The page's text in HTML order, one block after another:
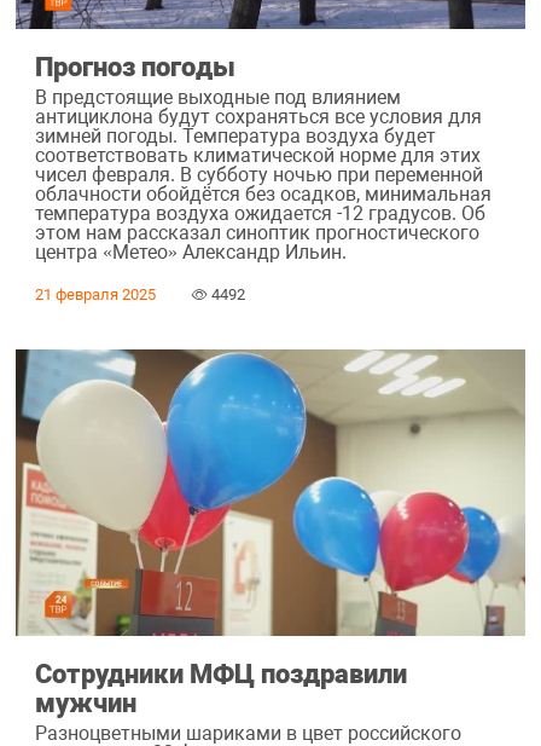
Прогноз погоды
В предстоящие выходные под влиянием
антициклона будут сохраняться все условия для
зимней погоды. Температура воздуха будет
соответствовать климатической норме для этих
чисел февраля. В субботу ночью при переменной
облачности обойдётся без осадков, минимальная
температура воздуха ожидается -12 градусов. Об
этом нам рассказал синоптик прогностического
центра «Метео» Александр Ильин.
21 февраля 2025 4492
Сотрудники МФЦ поздравили
мужчин
Разноцветными шариками в цвет российского